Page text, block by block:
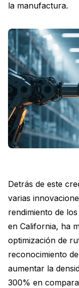
la manufactura.
Detrás de este
varias
rendimiento de
en California, ha
optimización de
reconocimiento
aumentar la
300% en